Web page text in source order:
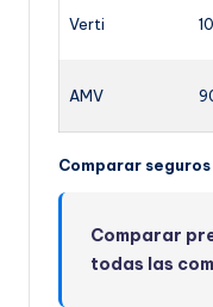
Verti
AMV
Comparar
Comparar
todas las